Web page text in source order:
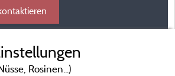
Rosinen...)